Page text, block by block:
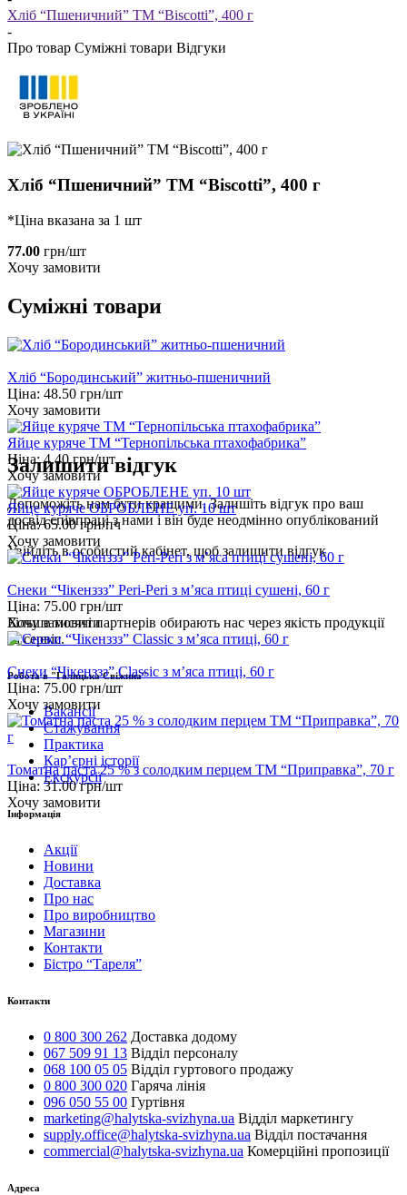
Хліб “Пшеничний” ТМ “Biscotti”, 400 г
-
Про товар Суміжні товари Відгуки
Хліб “Пшеничний” ТМ “Biscotti”, 400 г
*Ціна вказана за 1 шт
77.00 грн/шт
Хочу замовити
Суміжні товари
Хліб “Бородинський” житньо-пшеничний
Ціна: 48.50 грн/шт
Хочу замовити
Яйце куряче ТМ “Тернопільська птахофабрика”
Ціна:4.40 грн/шт
Хочу замовити
Яйце куряче ОБРОБЛЕНЕ уп. 10 шт
Ціна:65.00 грн/пч
Хочу замовити
Снеки “Чікенззз” Peri-Peri з м’яса птиці сушені, 60 г
Ціна: 75.00 грн/шт
Хочу замовити
Снеки “Чікенззз” Classic з м’яса птиці, 60 г
Ціна: 75.00 грн/шт
Хочу замовити
Томатна паста 25 % з солодким перцем ТМ “Приправка”, 70 г
Ціна: 31.00 грн/шт
Хочу замовити
Залишити відгук
Допоможіть нам бути кращими. Залишіть відгук про ваш
досвід співпраці з нами і він буде неодмінно опублікований
Увійдітьв особистий кабінет, щоб залишити відгук
Більше тисячі партнерів обирають нас через якість продукції
та сервіс.
Робота в "Галицька Свіжина"
Вакансії
Стажування
Практика
Карʼєрні історії
Екскурсії
Інформація
Акції
Новини
Доставка
Про нас
Про виробництво
Магазини
Контакти
Бістро “Тареля”
Контакти
0 800 300 262 Доставка додому
067 509 91 13 Відділ персоналу
068 100 05 05 Відділ гуртового продажу
0 800 300 020 Гаряча лінія
096 050 55 00 Гуртівня
marketing@halytska-svizhyna.ua Відділ маркетингу
supply.office@halytska-svizhyna.ua Відділ постачання
commercial@halytska-svizhyna.ua Комерційні пропозиції
Адреса